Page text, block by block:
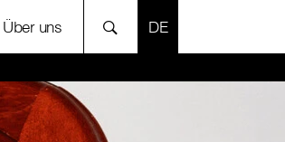
Über uns SPRACHE